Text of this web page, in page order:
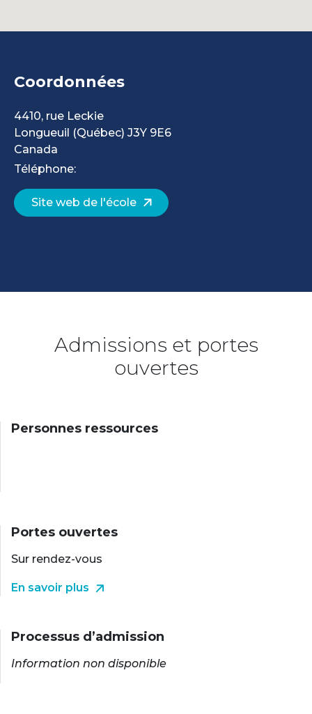
Coordonnées
4410, rue Leckie
Longueuil (Québec) J3Y 9E6
Canada
Téléphone:
Site web de l'école
Admissions et portes
ouvertes
Personnes ressources
Portes ouvertes
Sur rendez-vous
En savoir plus
Processus d’admission
Information non disponible